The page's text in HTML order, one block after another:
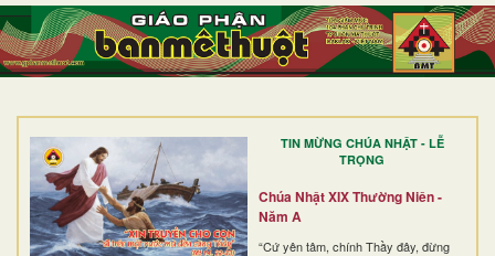
TIN MỪNG CHÚA NHẬT - LỄ
TRỌNG
Chúa Nhật XIX Thường Niên -
Năm A
“Cứ yên tâm, chính Thầy đây, đừng
TRANG NHẤT
GIỚI THIỆU
DÒNG TU
BAN MỤC VỤ
ĐOÀN THỂ CG